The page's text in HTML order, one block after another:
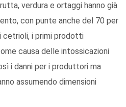
verdura e ortaggi hanno già
con punte anche del 70 per
cetrioli, i primi prodotti
causa delle intossicazioni
i danni per i produttori ma
assumendo dimensioni